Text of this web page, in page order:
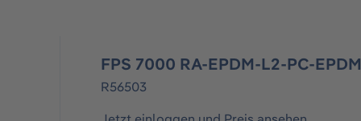
FPS 7000 RA-EPDM-L2-PC-EPDM
R56503